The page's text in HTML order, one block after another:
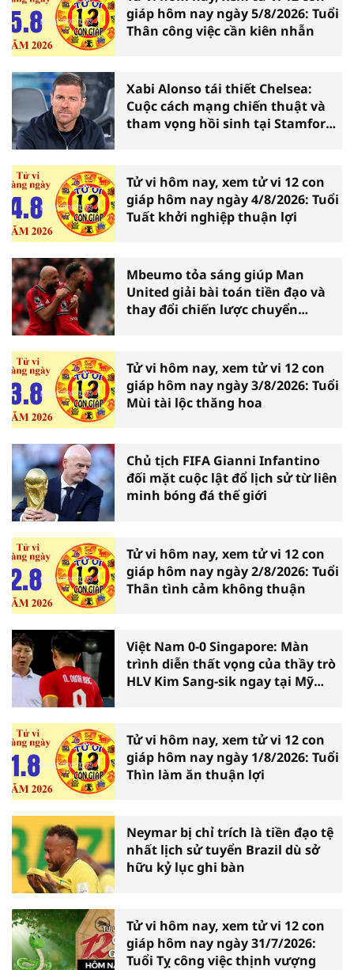
giáp hôm nay ngày 5/8/2026: Tuổi
Thân công việc cần kiên nhẫn
Xabi Alonso tái thiết Chelsea:
Cuộc cách mạng chiến thuật và
tham vọng hồi sinh tại Stamford
Tử vi hôm nay, xem tử vi 12 con
giáp hôm nay ngày 4/8/2026: Tuổi
Tuất khởi nghiệp thuận lợi
Mbeumo tỏa sáng giúp Man
United giải bài toán tiền đạo và
thay đổi chiến lược chuyển
Tử vi hôm nay, xem tử vi 12 con
giáp hôm nay ngày 3/8/2026: Tuổi
Mùi tài lộc thăng hoa
Chủ tịch FIFA Gianni Infantino
đối mặt cuộc lật đổ lịch sử từ liên
minh bóng đá thế giới
Tử vi hôm nay, xem tử vi 12 con
giáp hôm nay ngày 2/8/2026: Tuổi
Thân tình cảm không thuận
Việt Nam 0-0 Singapore: Màn
trình diễn thất vọng của thầy trò
HLV Kim Sang-sik ngay tại Mỹ
Tử vi hôm nay, xem tử vi 12 con
giáp hôm nay ngày 1/8/2026: Tuổi
Thìn làm ăn thuận lợi
Neymar bị chỉ trích là tiền đạo tệ
nhất lịch sử tuyển Brazil dù sở
hữu kỷ lục ghi bàn
Tử vi hôm nay, xem tử vi 12 con
giáp hôm nay ngày 31/7/2026:
Tuổi Tỵ công việc thịnh vượng